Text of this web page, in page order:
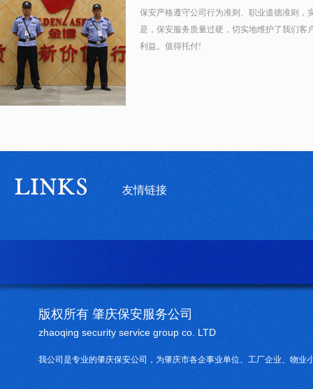
保安严格遵守公司行为准则、职业道德准则，
是，保安服务质量过硬，切实地维护了我们客
利益。值得托付!
友情链接
版权所有 肇庆保安服务公司
zhaoqing security service group co. LTD
我公司是专业的肇庆保安公司，为肇庆市各企事业单位、工厂企业、物业